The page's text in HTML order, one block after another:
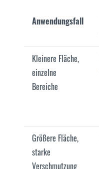
Anwendungsfall
Kleinere Fläche,
einzelne
Bereiche
Größere Fläche,
starke
Verschmutzung